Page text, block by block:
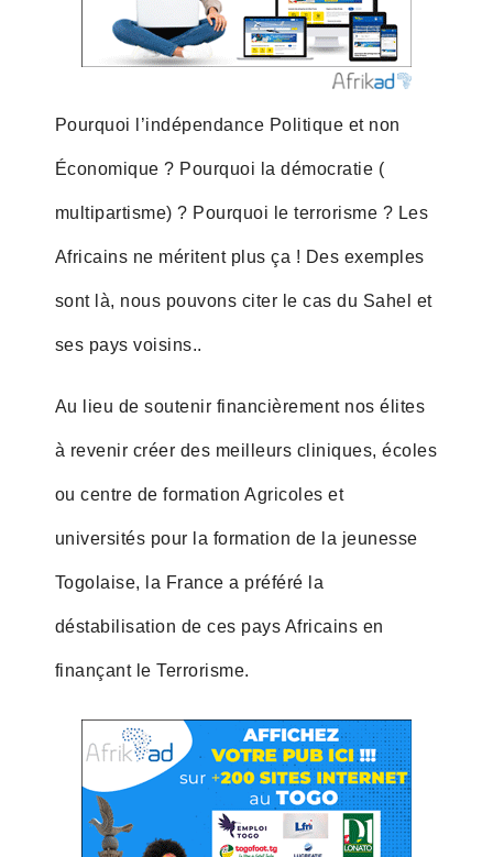
Pourquoi l’indépendance Politique et non
Économique ? Pourquoi la démocratie (
multipartisme) ? Pourquoi le terrorisme ? Les
Africains ne méritent plus ça ! Des exemples
sont là, nous pouvons citer le cas du Sahel et
ses pays voisins..
Au lieu de soutenir financièrement nos élites
à revenir créer des meilleurs cliniques, écoles
ou centre de formation Agricoles et
universités pour la formation de la jeunesse
Togolaise, la France a préféré la
déstabilisation de ces pays Africains en
finançant le Terrorisme.